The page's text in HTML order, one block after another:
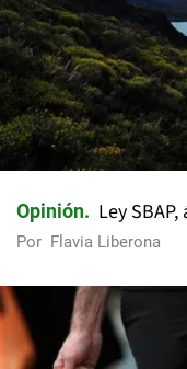
Opinión Ley
Por Flavia Liberona